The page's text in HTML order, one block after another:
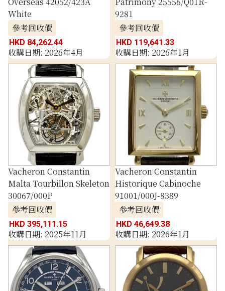
White
參考回收價
HKD 84,262.44
收購日期: 2026年4月
9281
參考回收價
HKD 119,641.33
收購日期: 2026年1月
Vacheron Constantin
Malta Tourbillon Skeleton
30067/000P
參考回收價
HKD 395,111.15
收購日期: 2025年11月
Vacheron Constantin
Historique Cabinoche
91001/000J-8389
參考回收價
HKD 46,649.38
收購日期: 2026年1月